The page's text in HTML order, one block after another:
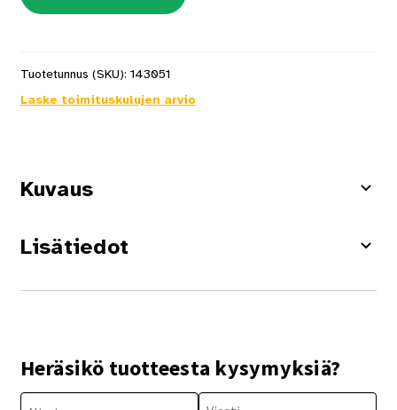
Tuotetunnus (SKU): 143051
Laske toimituskulujen arvio
Kuvaus
Lisätiedot
Heräsikö tuotteesta kysymyksiä?